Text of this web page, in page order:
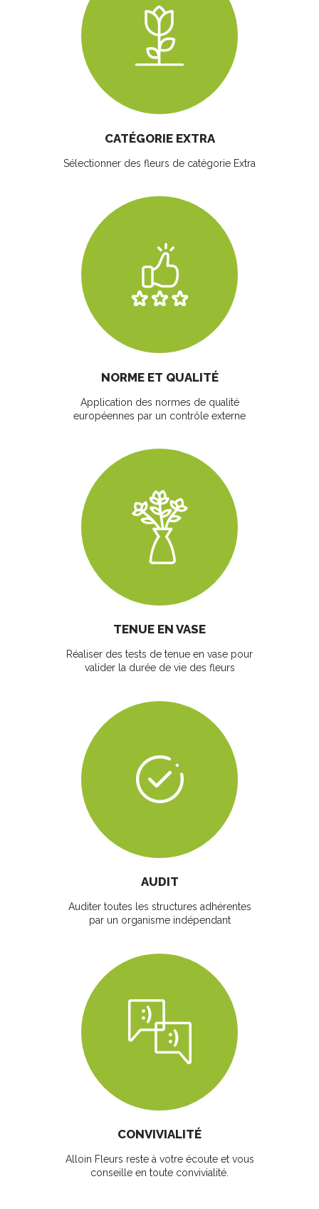
CATÉGORIE EXTRA
Sélectionner des fleurs de catégorie Extra
NORME ET QUALITÉ
Application des normes de qualité
européennes par un contrôle externe
TENUE EN VASE
Réaliser des tests de tenue en vase pour
valider la durée de vie des fleurs
AUDIT
Auditer toutes les structures adhérentes
par un organisme indépendant
CONVIVIALITÉ
Alloin Fleurs reste à votre écoute et vous
conseille en toute convivialité.